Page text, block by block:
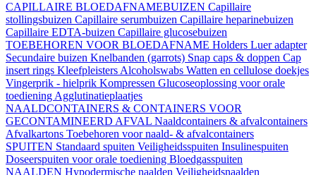
CAPILLAIRE BLOEDAFNAMEBUIZEN Capillaire
stollingsbuizen Capillaire serumbuizen Capillaire heparinebuizen
Capillaire EDTA-buizen Capillaire glucosebuizen
TOEBEHOREN VOOR BLOEDAFNAME Holders Luer adapter
Secundaire buizen Knelbanden (garrots) Snap caps & doppen Cap
insert rings Kleefpleisters Alcoholswabs Watten en cellulose doekjes
Vingerprik - hielprik Kompressen Glucoseoplossing voor orale
toediening Agglutinatieplaatjes
NAALDCONTAINERS & CONTAINERS VOOR
GECONTAMINEERD AFVAL Naaldcontainers & afvalcontainers
Afvalkartons Toebehoren voor naald- & afvalcontainers
SPUITEN Standaard spuiten Veiligheidsspuiten Insulinespuiten
Doseerspuiten voor orale toediening Bloedgasspuiten
NAALDEN Hypodermische naalden Veiligheidsnaalden